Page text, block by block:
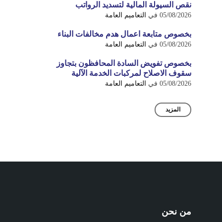
نقص السيولة المالية لتسديد الرواتب
05/08/2026 في التعاميم العامة
بخصوص متابعة اعمال هدم مخالفات البناء
05/08/2026 في التعاميم العامة
بخصوص تفويض السادة المحافظون بتجاوز
سقوف الاصلاح لمركبات الخدمة الآلية
05/08/2026 في التعاميم العامة
المزيد
من نحن